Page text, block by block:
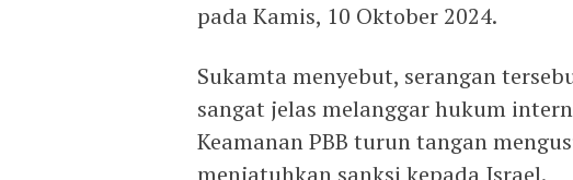
pada Kamis, 10 Oktober 2024.
Sukamta menyebut, serangan
sangat jelas melanggar hukum
Keamanan PBB turun tangan
menjatuhkan sanksi kepada Israel.